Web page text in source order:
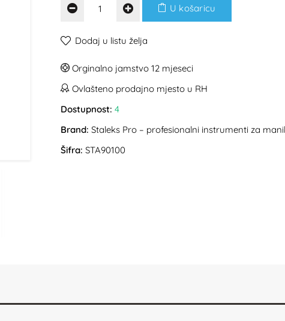
U košaricu
Dodaj u listu želja
Orginalno jamstvo 12 mjeseci
Ovlašteno prodajno mjesto u RH
Dostupnost: 4
Brand: Staleks Pro – profesionalni instrumenti za
Šifra: STA90100